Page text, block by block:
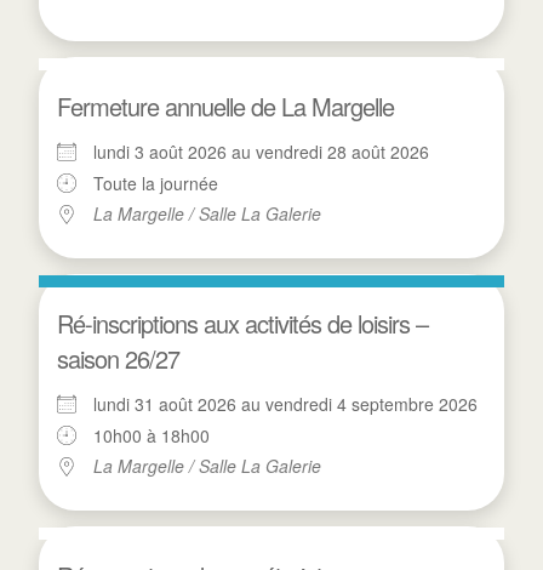
Fermeture annuelle de La Margelle
lundi 3 août 2026 au vendredi 28 août 2026
Toute la journée
La Margelle / Salle La Galerie
Ré-inscriptions aux activités de loisirs –
saison 26/27
lundi 31 août 2026 au vendredi 4 septembre 2026
10h00 à 18h00
La Margelle / Salle La Galerie